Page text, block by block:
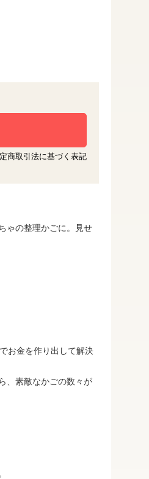
商取引法に基づく表記
ゃの整理かごに。見せ
お金を作り出して解決
、素敵なかごの数々が